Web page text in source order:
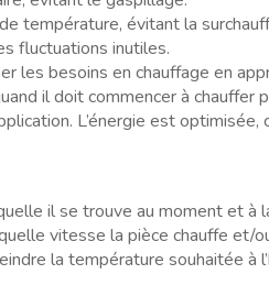
température, évitant la
fluctuations inutiles.
les besoins en chauffage en
il doit commencer à
L’énergie est
il se trouve au moment et à
vitesse la pièce chauffe et/
la température souhaitée à